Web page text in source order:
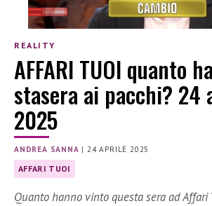
REALITY
AFFARI TUOI quanto
stasera ai pacchi? 24
2025
ANDREA SANNA |24 APRILE 2025
AFFARI TUOI
Quanto hanno vinto questa sera ad Affari